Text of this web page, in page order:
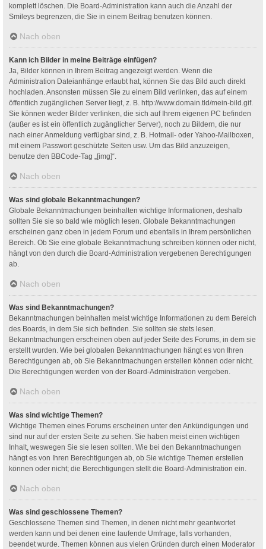
komplett löschen. Die Board-Administration kann auch die Anzahl der
Smileys begrenzen, die Sie in einem Beitrag benutzen können.
Nach oben
Kann ich Bilder in meine Beiträge einfügen?
Ja, Bilder können in Ihrem Beitrag angezeigt werden. Wenn die
Administration Dateianhänge erlaubt hat, können Sie das Bild auch direkt
hochladen. Ansonsten müssen Sie zu einem Bild verlinken, das auf einem
öffentlich zugänglichen Server liegt, z. B. http://www.domain.tld/mein-bild.gif.
Sie können weder Bilder verlinken, die sich auf Ihrem eigenen PC befinden
(außer es ist ein öffentlich zugänglicher Server), noch zu Bildern, die nur
nach einer Anmeldung verfügbar sind, z. B. Hotmail- oder Yahoo-Mailboxen,
mit einem Passwort geschützte Seiten usw. Um das Bild anzuzeigen,
benutze den BBCode-Tag „[img]“.
Nach oben
Was sind globale Bekanntmachungen?
Globale Bekanntmachungen beinhalten wichtige Informationen, deshalb
sollten Sie sie so bald wie möglich lesen. Globale Bekanntmachungen
erscheinen ganz oben in jedem Forum und ebenfalls in Ihrem persönlichen
Bereich. Ob Sie eine globale Bekanntmachung schreiben können oder nicht,
hängt von den durch die Board-Administration vergebenen Berechtigungen
ab.
Nach oben
Was sind Bekanntmachungen?
Bekanntmachungen beinhalten meist wichtige Informationen zu dem Bereich
des Boards, in dem Sie sich befinden. Sie sollten sie stets lesen.
Bekanntmachungen erscheinen oben auf jeder Seite des Forums, in dem sie
erstellt wurden. Wie bei globalen Bekanntmachungen hängt es von Ihren
Berechtigungen ab, ob Sie Bekanntmachungen erstellen können oder nicht.
Die Berechtigungen werden von der Board-Administration vergeben.
Nach oben
Was sind wichtige Themen?
Wichtige Themen eines Forums erscheinen unter den Ankündigungen und
sind nur auf der ersten Seite zu sehen. Sie haben meist einen wichtigen
Inhalt, weswegen Sie sie lesen sollten. Wie bei den Bekanntmachungen
hängt es von Ihren Berechtigungen ab, ob Sie wichtige Themen erstellen
können oder nicht; die Berechtigungen stellt die Board-Administration ein.
Nach oben
Was sind geschlossene Themen?
Geschlossene Themen sind Themen, in denen nicht mehr geantwortet
werden kann und bei denen eine laufende Umfrage, falls vorhanden,
beendet wurde. Themen können aus vielen Gründen durch einen Moderator